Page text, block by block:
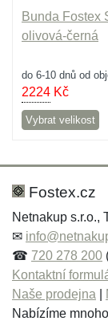
Bunda Fostex
olivová-černá
do 6-10 dnů od
2224 Kč
Vybrat velikost
Fostex.cz
Netnakup s.r.o.,
✉
☎ 720 278 200
Kontaktní
Naše prodejna
Nabízíme